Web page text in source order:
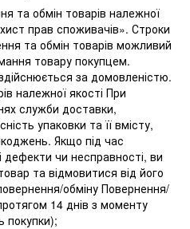
та обмін товарів належної
прав споживачів». Строки
та обмін товарів можливий
товару покупцем.
за домовленістю.
належної якості При
служби доставки,
упаковки та її вмісту,
Якщо під час
дефекти чи несправності, ви
та відмовитися від його
обміну Повернення/
14 днів з моменту
покупки);